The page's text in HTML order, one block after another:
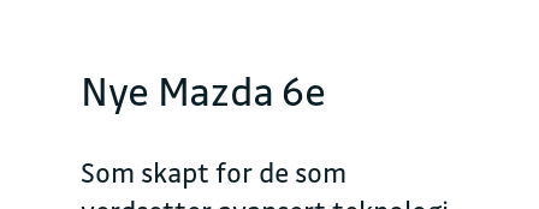
Nye Mazda 6e
Som skapt for de som